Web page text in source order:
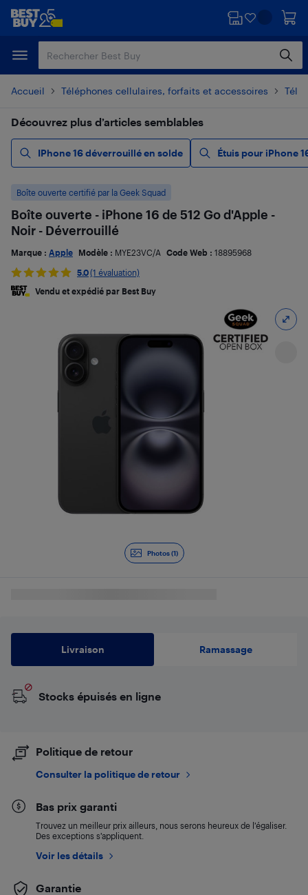
Passer
principal
Passer
Accueil Téléphones cellulaires, forfaits et accessoires
Découvrez plus d’articles semblables
IPhone 16 déverrouillé en solde Étuis pour iPhone
Photos (1)
Boîte ouverte certifié par la Geek Squad
Boîte ouverte - iPhone 16 de 512 Go d'Apple -
Noir - Déverrouillé
Marque : Apple Modèle : MYE23VC/A Code Web : 18895968
5.0(1 évaluation)
Vendu et expédié par Best Buy
Livraison Ramassage
Stocks épuisés en ligne
Politique de retour
Consulter la politique de retour
Bas prix garanti
Trouvez un meilleur prix ailleurs, nous serons heureux de l’égaliser.
Des exceptions s’appliquent.
Voir les détails
Garantie